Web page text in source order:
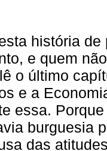
história
e quem
o último
e a
essa.
burguesia
das